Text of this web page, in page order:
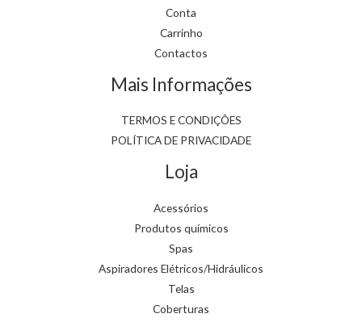
Conta
Carrinho
Contactos
Mais Informações
TERMOS E CONDIÇÕES
POLÍTICA DE PRIVACIDADE
Loja
Acessórios
Produtos químicos
Spas
Aspiradores Elétricos/Hidráulicos
Telas
Coberturas